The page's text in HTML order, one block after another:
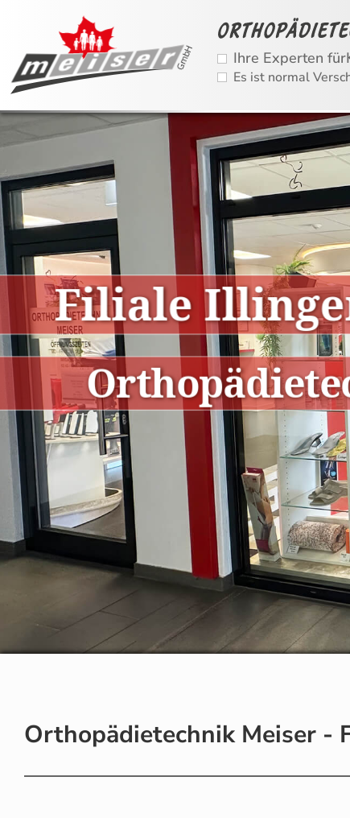
GmbH Ihre Experten für
Es ist normal
Im folgenden Bereich befindet sich ein
Filiale
Orthopädietechnik Meiser -